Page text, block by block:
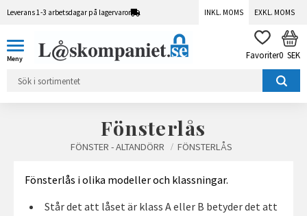
Leverans 1-3 arbetsdagar på lagervaror INKL. MOMS EXKL. MOMS
FAVORITER
0 SEK
Fönsterlås
FÖNSTER - ALTANDÖRR FÖNSTERLÅS
Fönsterlås i olika modeller och klassningar.
Står det att låset är klass A eller B betyder det att